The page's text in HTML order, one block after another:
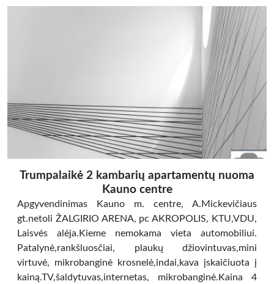
Trumpalaikė 2 kambarių apartamentų nuoma
Kauno centre
Apgyvendinimas Kauno m. centre, A.Mickevičiaus
gt.netoli ŽALGIRIO ARENA, pc AKROPOLIS, KTU,VDU,
Laisvės alėja.Kieme nemokama vieta automobiliui.
Patalynė,rankšluosčiai, plaukų džiovintuvas,mini
virtuvė, mikrobanginė krosnelė,indai,kava įskaičiuota į
kainą.TV,šaldytuvas,internetas, mikrobanginė.Kaina 4